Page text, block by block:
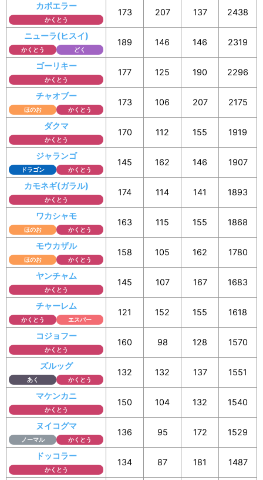
カポエラー
かくとう
173 207 137 2438
ニューラ(ヒスイ)
かくとう どく
189 146 146 2319
ゴーリキー
かくとう
177 125 190 2296
チャオブー
ほのお かくとう
173 106 207 2175
ダクマ
かくとう
170 112 155 1919
ジャランゴ
ドラゴン かくとう
145 162 146 1907
カモネギ(ガラル)
かくとう
174 114 141 1893
ワカシャモ
ほのお かくとう
163 115 155 1868
モウカザル
ほのお かくとう
158 105 162 1780
ヤンチャム
かくとう
145 107 167 1683
チャーレム
かくとう エスパー
121 152 155 1618
コジョフー
かくとう
160 98 128 1570
ズルッグ
あく かくとう
132 132 137 1551
マケンカニ
かくとう
150 104 132 1540
ヌイコグマ
ノーマル かくとう
136 95 172 1529
ドッコラー
かくとう
134 87 181 1487